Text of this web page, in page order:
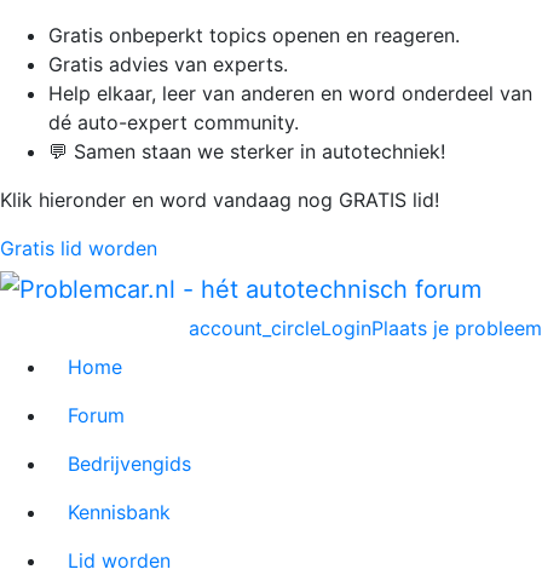
Gratis onbeperkt topics openen en reageren.
Gratis advies van experts.
Help elkaar, leer van anderen en word onderdeel van
dé auto-expert community.
💬 Samen staan we sterker in autotechniek!
Klik hieronder en word vandaag nog GRATIS lid!
Gratis lid worden
Plaats je probleem
account_circleLogin
Home
Forum
Bedrijvengids
Kennisbank
Lid worden